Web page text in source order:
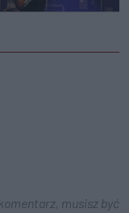
musisz być